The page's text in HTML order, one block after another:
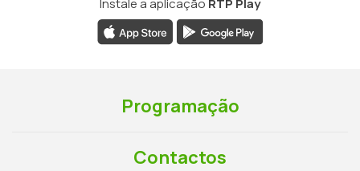
Instale a aplicação RTP Play
Programação
Contactos